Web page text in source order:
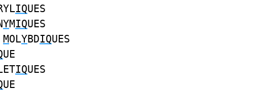
IQUES
YMIQUES
MOLYBDIQUES
UE
IQUES
UE